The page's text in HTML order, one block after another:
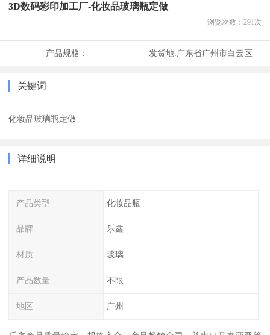
3D数码彩印加工厂-化妆品玻璃瓶定做
浏览次数： 291 次
产品规格： 发货地:广东省广州市白云区
关键词
化妆品玻璃瓶定做
详细说明
产品类型 化妆品瓶
品牌 乐鑫
材质 玻璃
产品数量 不限
地区 广州